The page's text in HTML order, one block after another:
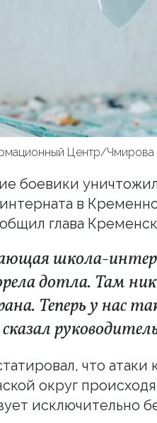
Центр/Чмирова
боевики
в
глава
школа-
дотла. Там
Теперь у нас
что атаки
округ
исключительно